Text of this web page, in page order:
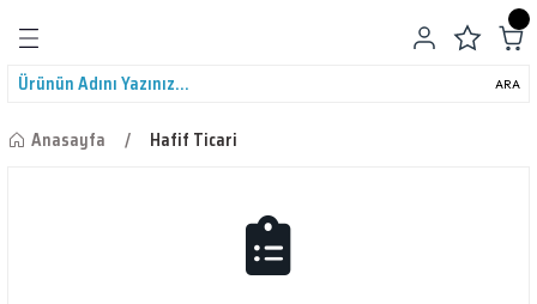
ARA
Anasayfa Hafif Ticari